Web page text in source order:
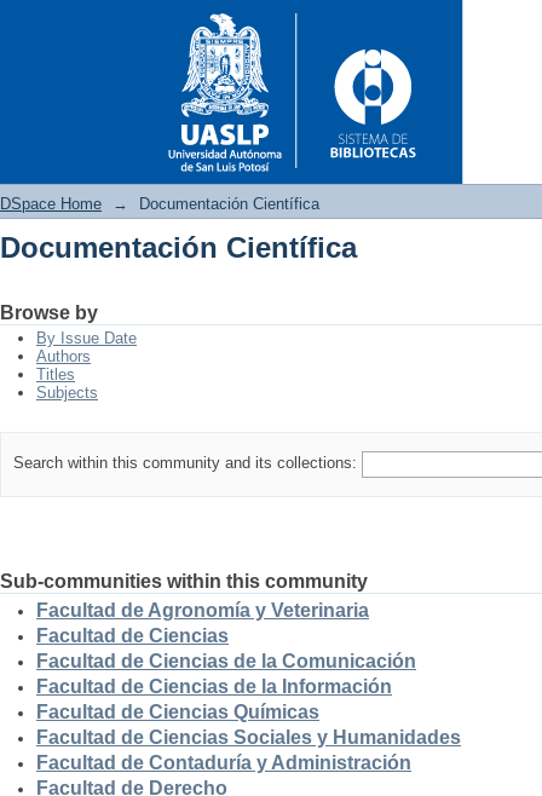
DSpace Home → Documentación Científica
Documentación Científica
Browse by
By Issue Date
Authors
Titles
Subjects
Search within this community and its collections:
Sub-communities within this community
Facultad de Agronomía y Veterinaria
Facultad de Ciencias
Facultad de Ciencias de la Comunicación
Facultad de Ciencias de la Información
Facultad de Ciencias Químicas
Facultad de Ciencias Sociales y Humanidades
Facultad de Contaduría y Administración
Facultad de Derecho